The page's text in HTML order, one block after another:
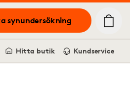
synundersökning
Hitta butik Kundservice